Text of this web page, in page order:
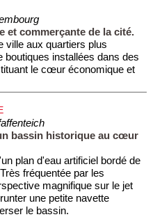
et commerçante de la cité.
ville aux quartiers plus
boutiques installées dans des
le cœur économique et
bassin historique au cœur
plan d'eau artificiel bordé de
fréquentée par les
magnifique sur le jet
une petite navette
le bassin.